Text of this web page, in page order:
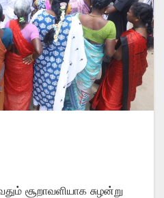
சூறாவளியாக சுழன்று